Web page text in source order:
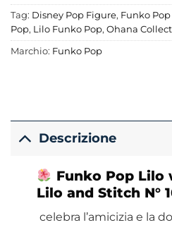
Tag: Disney Pop Figure, Funko
Pop, Lilo Funko Pop, Ohana
Marchio: Funko Pop
Descrizione
Funko Pop Lilo
Lilo and Stitch N°
celebra l’amicizia e la